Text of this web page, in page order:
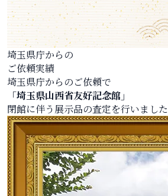
埼玉県庁からの
ご依頼実績
埼玉県庁からのご依頼で
「埼玉県山西省友好記念館」
閉館に伴う展示品の査定を行いました